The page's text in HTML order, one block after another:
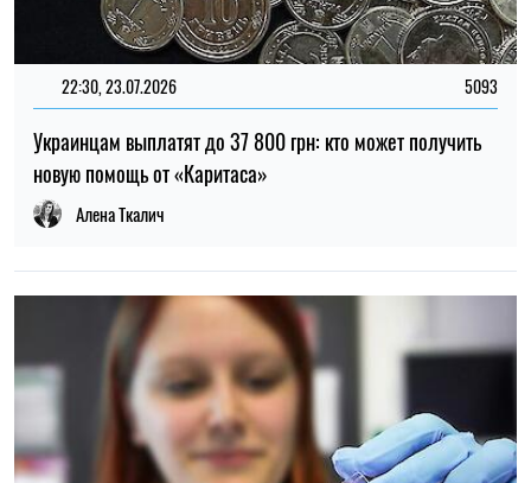
19:28, 01.08.2026 48
психологи объяснили, как на самом деле поддержать
мужа-военного
Андрей Бугай